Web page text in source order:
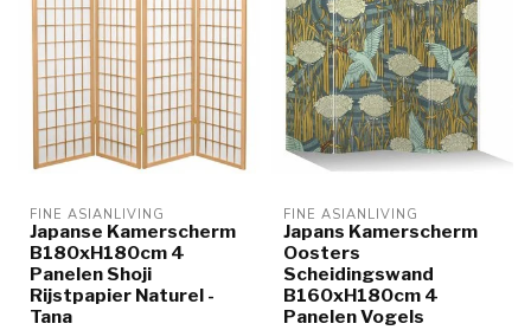
FINE ASIANLIVING
Japanse Kamerscherm
B180xH180cm 4
Panelen Shoji
Rijstpapier Naturel -
Tana
FINE ASIANLIVING
Japans Kamerscherm
Oosters
Scheidingswand
B160xH180cm 4
Panelen Vogels